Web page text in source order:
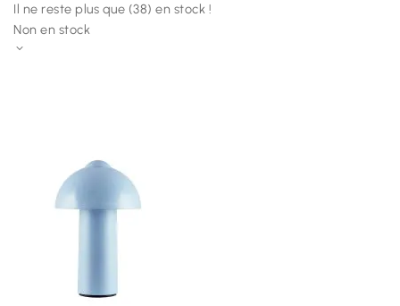
Il ne reste plus que (38) en stock !
Non en stock